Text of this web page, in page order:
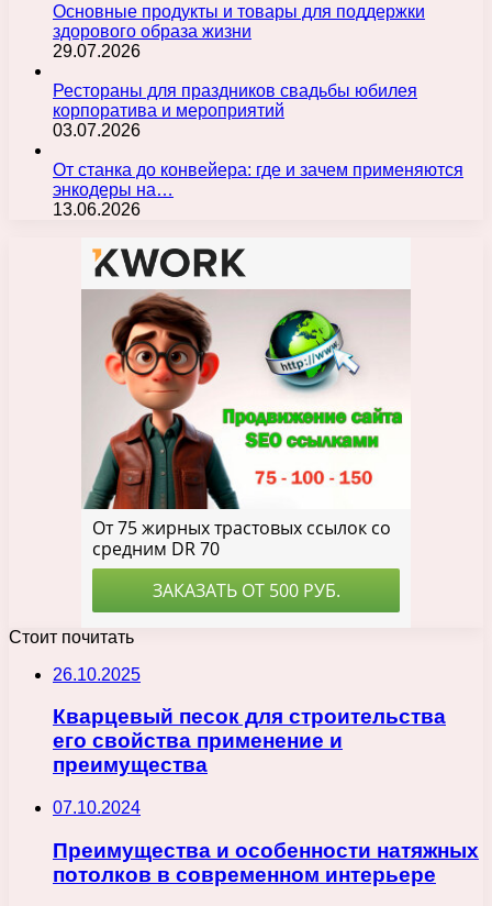
Основные продукты и товары для поддержки
здорового образа жизни
29.07.2026
Рестораны для праздников свадьбы юбилея
корпоратива и мероприятий
03.07.2026
От станка до конвейера: где и зачем применяются
энкодеры на…
13.06.2026
Стоит почитать
26.10.2025
Кварцевый песок для строительства
его свойства применение и
преимущества
07.10.2024
Преимущества и особенности натяжных
потолков в современном интерьере